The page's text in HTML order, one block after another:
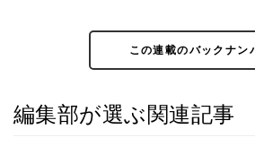
この連載のバックナン
編集部が選ぶ関連記事